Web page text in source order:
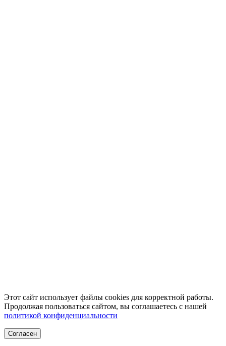
Этот сайт использует файлы cookies для корректной работы.
Продолжая пользоваться сайтом, вы соглашаетесь с нашей
политикой конфиденциальности
Согласен